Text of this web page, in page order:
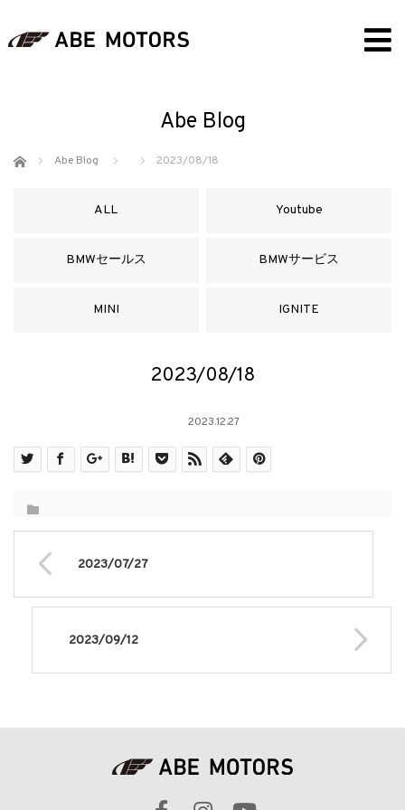
Abe Blog
ホーム Abe Blog 2023/08/18
ALL Youtube
BMWセールス BMWサービス
MINI IGNITE
2023/08/18
2023.12.27
2023/07/27
2023/09/12